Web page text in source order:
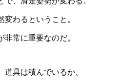
わるということ。
非常に重要なのだ。
具は積んでいるか、